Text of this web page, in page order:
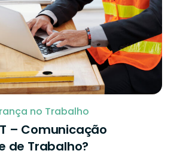
no Trabalho
– Comunicação
de Trabalho?